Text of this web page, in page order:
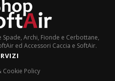
Archi, Fionde e Cerbottane,
ed Accessori Caccia e SoftAir.
Cookie Policy